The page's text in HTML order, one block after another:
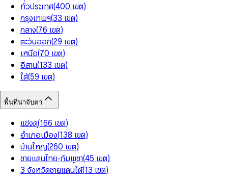
ทั่วประเทศ(400 เขต)
กรุงเทพฯ(33 เขต)
กลาง(76 เขต)
ตะวันออก(29 เขต)
เหนือ(70 เขต)
อีสาน(133 เขต)
ใต้(59 เขต)
พื้นที่น่าจับตา
แข่งดุ(166 เขต)
อำเภอเมือง(138 เขต)
บ้านใหญ่(260 เขต)
ชายแดนไทย-กัมพูชา(45 เขต)
3 จังหวัดชายแดนใต้(13 เขต)